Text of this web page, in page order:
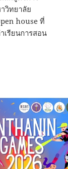
วิทยาลัย
house ที่
เรียนการสอน